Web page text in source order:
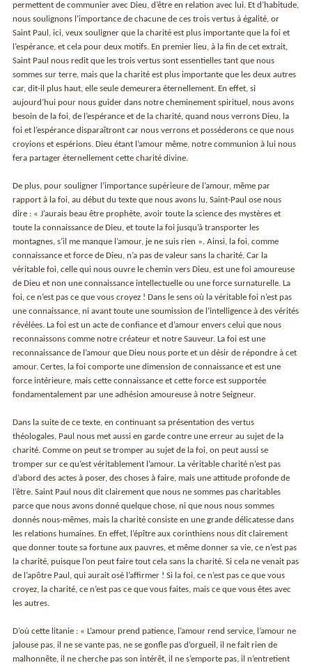
permettent de communier avec Dieu, d’être en relation avec lui. Et d’habitude,
nous soulignons l’importance de chacune de ces trois vertus à égalité, or
Saint Paul, ici, veux souligner que la charité est plus importante que la foi et
l’espérance, et cela pour deux motifs. En premier lieu, à la fin de cet extrait,
Saint Paul nous redit que les trois vertus sont essentielles tant que nous
sommes sur terre, mais que la charité est plus importante que les deux autres
car, dit-il plus haut, elle seule demeurera éternellement. En effet, si
aujourd’hui pour nous guider dans notre cheminement spirituel, nous avons
besoin de la foi, de l’espérance et de la charité, quand nous verrons Dieu, la
foi et l’espérance disparaîtront car nous verrons et posséderons ce que nous
croyions et espérions. Dieu étant l’amour même, notre communion à lui nous
fera partager éternellement cette charité divine.
De plus, pour souligner l’importance supérieure de l’amour, même par
rapport à la foi, au début du texte que nous avons lu, Saint-Paul ose nous
dire : « J’aurais beau être prophète, avoir toute la science des mystères et
toute la connaissance de Dieu, et toute la foi jusqu’à transporter les
montagnes, s’il me manque l’amour, je ne suis rien ». Ainsi, la foi, comme
connaissance et force de Dieu, n’a pas de valeur sans la charité. Car la
véritable foi, celle qui nous ouvre le chemin vers Dieu, est une foi amoureuse
de Dieu et non une connaissance intellectuelle ou une force surnaturelle. La
foi, ce n’est pas ce que vous croyez ! Dans le sens où la véritable foi n’est pas
une connaissance, ni avant toute une soumission de l’intelligence à des vérités
révélées. La foi est un acte de confiance et d’amour envers celui que nous
reconnaissons comme notre créateur et notre Sauveur. La foi est une
reconnaissance de l’amour que Dieu nous porte et un désir de répondre à cet
amour. Certes, la foi comporte une dimension de connaissance et est une
force intérieure, mais cette connaissance et cette force est supportée
fondamentalement par une adhésion amoureuse à notre Seigneur.
Dans la suite de ce texte, en continuant sa présentation des vertus
théologales, Paul nous met aussi en garde contre une erreur au sujet de la
charité. Comme on peut se tromper au sujet de la foi, on peut aussi se
tromper sur ce qu’est véritablement l’amour. La véritable charité n’est pas
d’abord des actes à poser, des choses à faire, mais une attitude profonde de
l’être. Saint Paul nous dit clairement que nous ne sommes pas charitables
parce que nous avons donné quelque chose, ni que nous nous sommes
donnés nous-mêmes, mais la charité consiste en une grande délicatesse dans
les relations humaines. En effet, l’épître aux corinthiens nous dit clairement
que donner toute sa fortune aux pauvres, et même donner sa vie, ce n’est pas
la charité, puisque l’on peut faire tout cela sans la charité. Si cela ne venait pas
de l’apôtre Paul, qui aurait osé l’affirmer ! Si la foi, ce n’est pas ce que vous
croyez, la charité, ce n’est pas ce que vous faites, mais ce que vous êtes avec
les autres.
D’où cette litanie : « L’amour prend patience, l’amour rend service, l’amour ne
jalouse pas, il ne se vante pas, ne se gonfle pas d’orgueil, il ne fait rien de
malhonnête, il ne cherche pas son intérêt, il ne s’emporte pas, il n’entretient